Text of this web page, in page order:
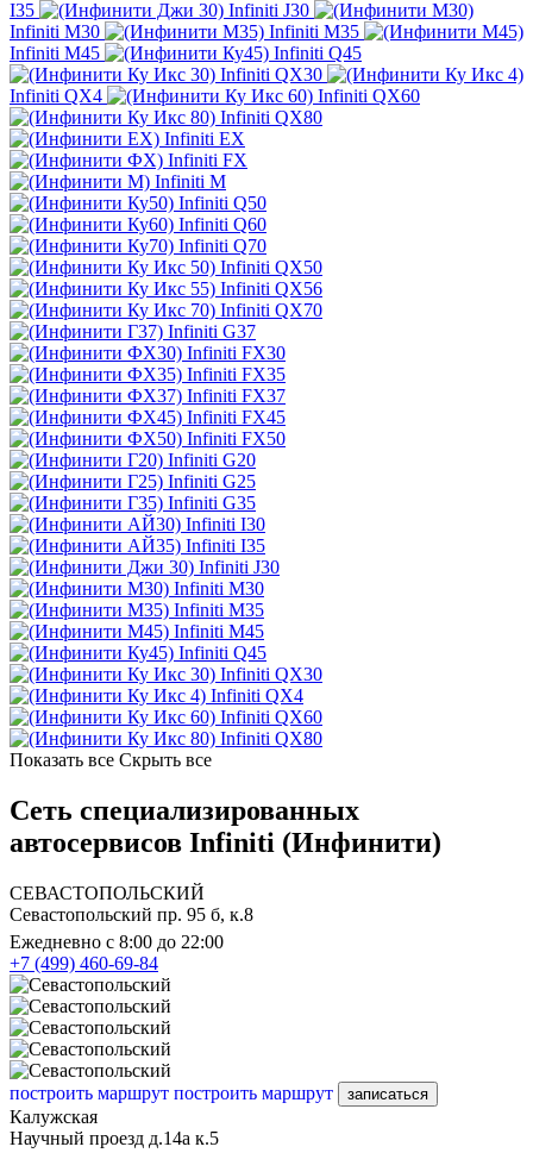
I35
Infiniti J30
Infiniti M30
Infiniti M35
Infiniti M45
Infiniti Q45
Infiniti QX30
Infiniti QX4
Infiniti QX60
Infiniti QX80
Infiniti EX
Infiniti FX
Infiniti M
Infiniti Q50
Infiniti Q60
Infiniti Q70
Infiniti QX50
Infiniti QX56
Infiniti QX70
Infiniti G37
Infiniti FX30
Infiniti FX35
Infiniti FX37
Infiniti FX45
Infiniti FX50
Infiniti G20
Infiniti G25
Infiniti G35
Infiniti I30
Infiniti I35
Infiniti J30
Infiniti M30
Infiniti M35
Infiniti M45
Infiniti Q45
Infiniti QX30
Infiniti QX4
Infiniti QX60
Infiniti QX80
Показать все Скрыть все
Сеть специализированных
автосервисов Infiniti (Инфинити)
СЕВАСТОПОЛЬСКИЙ
Севастопольский пр. 95 б, к.8
Ежедневно с 8:00 до 22:00
+7 (499) 460-69-84
построить маршрут построить маршрут записаться
Калужская
Научный проезд д.14а к.5